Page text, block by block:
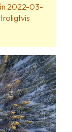
2022-03-